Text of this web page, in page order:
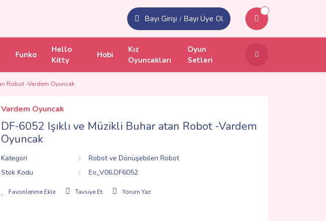
Bayi Girişi / Bayi Üye Ol
Funko
Hello
Kitty
Hobi
Kız
Oyuncakları
Oyun
Setleri
Robot -Vardem Oyuncak
Vardem Oyuncak
DF-6052 Işıklı ve Müzikli Buhar atan Robot -Vardem
Oyuncak
Kategori
Robot ve Dönüşebilen Robot
Stok Kodu
Eo_V06.DF6052
Tavsiye Et Yorum Yaz